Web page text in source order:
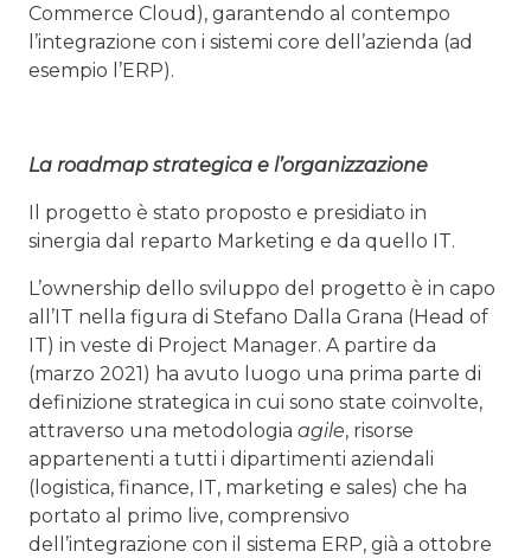
Commerce Cloud), garantendo al contempo
l’integrazione con i sistemi core dell’azienda (ad
esempio l’ERP).
La roadmap strategica e l’organizzazione
Il progetto è stato proposto e presidiato in
sinergia dal reparto Marketing e da quello IT.
L’ownership dello sviluppo del progetto è in capo
all’IT nella figura di Stefano Dalla Grana (Head of
IT) in veste di Project Manager. A partire da
(marzo 2021) ha avuto luogo una prima parte di
definizione strategica in cui sono state coinvolte,
attraverso una metodologia agile, risorse
appartenenti a tutti i dipartimenti aziendali
(logistica, finance, IT, marketing e sales) che ha
portato al primo live, comprensivo
dell’integrazione con il sistema ERP, già a ottobre